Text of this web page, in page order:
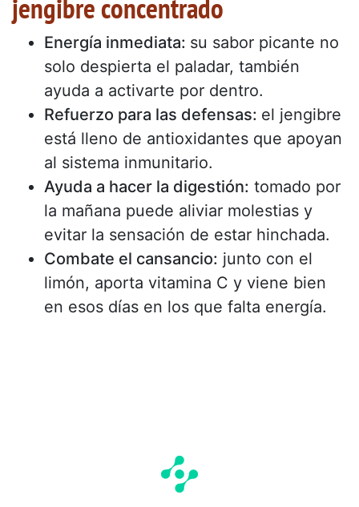
jengibre concentrado
Energía inmediata: su sabor picante no
solo despierta el paladar, también
ayuda a activarte por dentro.
Refuerzo para las defensas: el jengibre
está lleno de antioxidantes que apoyan
al sistema inmunitario.
Ayuda a hacer la digestión: tomado por
la mañana puede aliviar molestias y
evitar la sensación de estar hinchada.
Combate el cansancio: junto con el
limón, aporta vitamina C y viene bien
en esos días en los que falta energía.